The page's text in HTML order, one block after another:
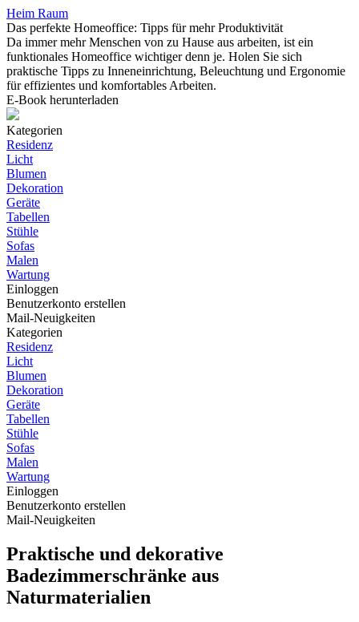
Heim Raum
Das perfekte Homeoffice: Tipps für mehr Produktivität
Da immer mehr Menschen von zu Hause aus arbeiten, ist ein
funktionales Homeoffice wichtiger denn je. Holen Sie sich
praktische Tipps zu Inneneinrichtung, Beleuchtung und Ergonomie
für effizientes und komfortables Arbeiten.
E-Book herunterladen
Kategorien
Residenz
Licht
Blumen
Dekoration
Geräte
Tabellen
Stühle
Sofas
Malen
Wartung
Einloggen
Benutzerkonto erstellen
Mail-Neuigkeiten
Kategorien
Residenz
Licht
Blumen
Dekoration
Geräte
Tabellen
Stühle
Sofas
Malen
Wartung
Einloggen
Benutzerkonto erstellen
Mail-Neuigkeiten
Praktische und dekorative
Badezimmerschränke aus
Naturmaterialien